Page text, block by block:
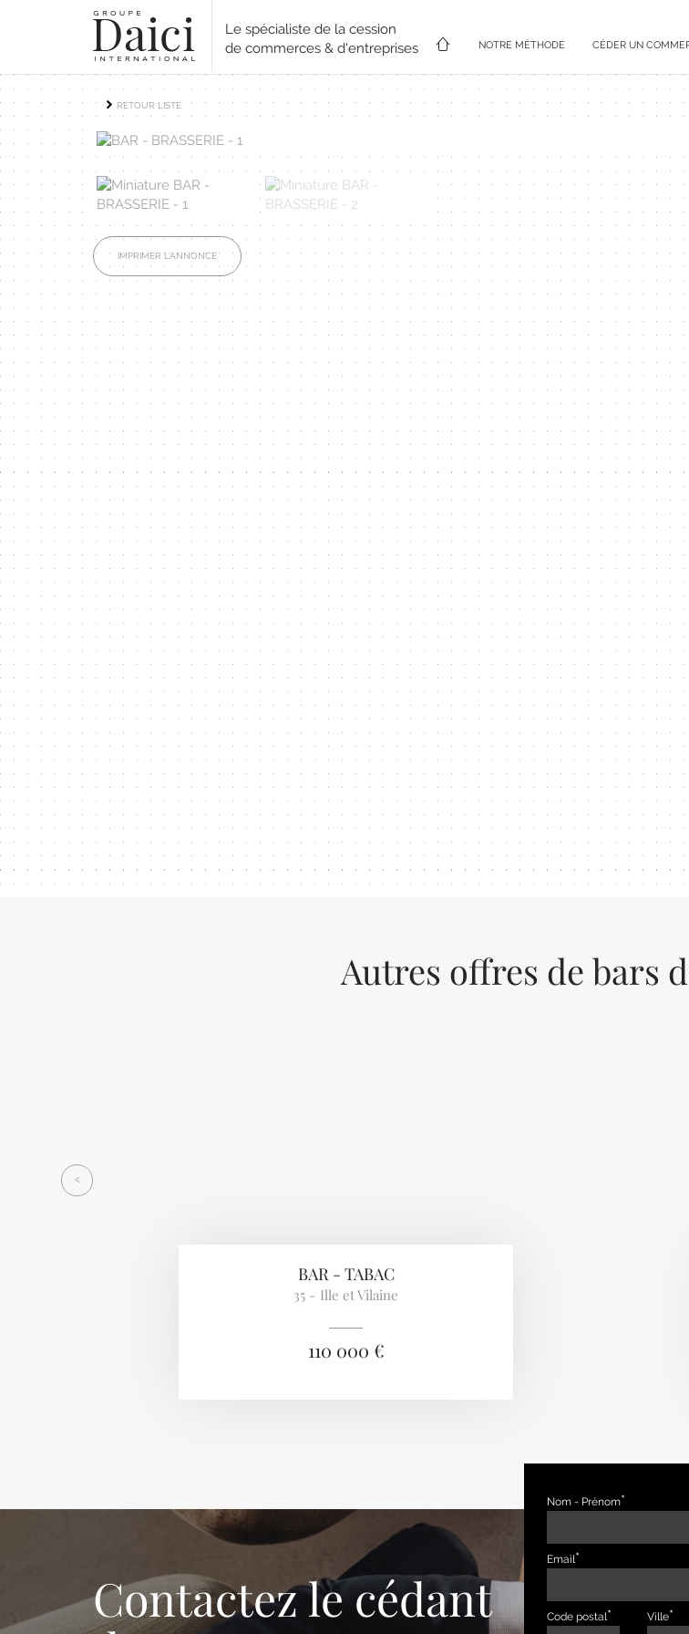
Le spécialiste de la cession
de commerces & d'entreprises
NOTRE MÉTHODE CÉDER UN
RETOUR LISTE
IMPRIMER L'ANNONCE
Autres offres de bars
BAR - TABAC
35 - Ille et Vilaine
110 000 €
<
Contactez le cédant
Nom - Prénom
Email
Code postal Ville